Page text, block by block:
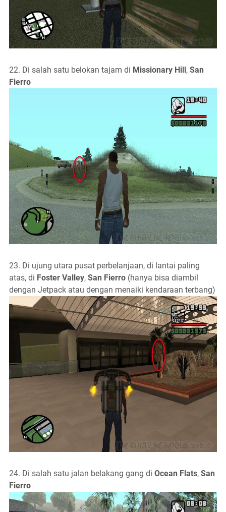
22. Di salah satu belokan tajam di Missionary Hill , San
Fierro
23. Di ujung utara pusat perbelanjaan, di lantai paling
atas, di Foster Valley, San Fierro (hanya bisa diambil
dengan Jetpack atau dengan menaiki kendaraan terbang)
24. Di salah satu jalan belakang gang di Ocean Flats, San
Fierro